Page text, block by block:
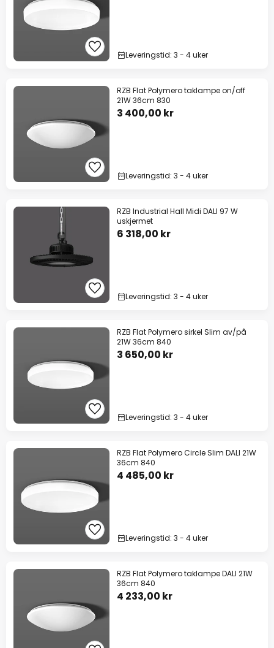
Leveringstid: 3 - 4 uker
RZB Flat Polymero taklampe on/off
21W 36cm 830
3 400,00 kr
Leveringstid: 3 - 4 uker
RZB Industrial Hall Midi DALI 97 W
uskjermet
6 318,00 kr
Leveringstid: 3 - 4 uker
RZB Flat Polymero sirkel Slim av/på
21W 36cm 840
3 650,00 kr
Leveringstid: 3 - 4 uker
RZB Flat Polymero Circle Slim DALI 21W
36cm 840
4 485,00 kr
Leveringstid: 3 - 4 uker
RZB Flat Polymero taklampe DALI 21W
36cm 840
4 233,00 kr